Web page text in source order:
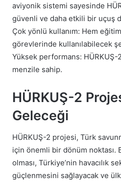
aviyonik sistemi sayesinde
güvenli ve daha etkili bir uçuş
Çok yönlü kullanım: Hem
görevlerinde kullanılabilecek
Yüksek performans: HÜRKUŞ-
menzile sahip.
HÜRKUŞ-2
Geleceği
HÜRKUŞ-2 projesi, Türk
için önemli bir dönüm noktası.
olması, Türkiye’nin havacılık
güçlenmesini sağlayacak ve